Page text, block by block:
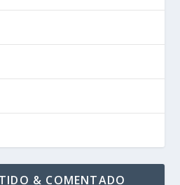
& COMENTADO